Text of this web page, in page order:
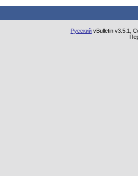
Русский vBulletin v3.5.1,